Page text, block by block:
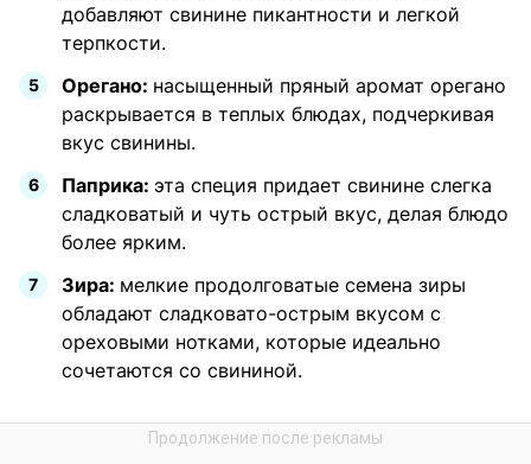
добавляют свинине пикантности и легкой
терпкости.
Орегано: насыщенный пряный аромат орегано
раскрывается в теплых блюдах, подчеркивая
вкус свинины.
Паприка: эта специя придает свинине слегка
сладковатый и чуть острый вкус, делая блюдо
более ярким.
Зира: мелкие продолговатые семена зиры
обладают сладковато-острым вкусом с
ореховыми нотками, которые идеально
сочетаются со свининой.